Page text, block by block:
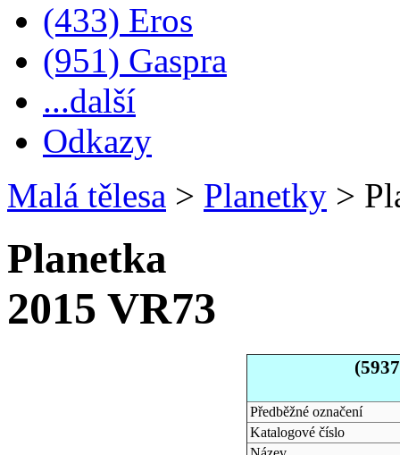
(433) Eros
(951) Gaspra
...další
Odkazy
Malá tělesa > Planetky >
Planetka
2015 VR73
Předběžné označení
Katalogové číslo